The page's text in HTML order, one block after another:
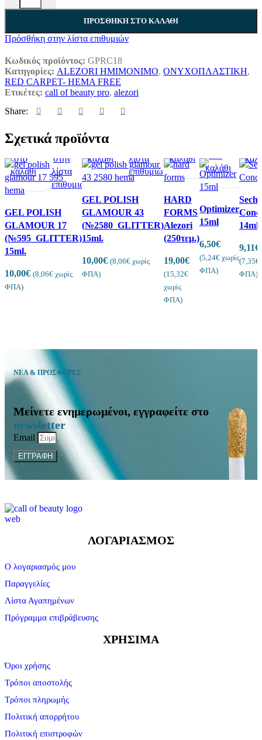
ΠΡΟΣΘΉΚΗ ΣΤΟ ΚΑΛΆΘΙ
Πρόσθήκη στην λίστα επιθυμιών
Κωδικός προϊόντος: GPRC18
Κατηγορίες: ALEZORI ΗΜΙΜΟΝΙΜΟ, ΟΝΥΧΟΠΛΑΣΤΙΚΗ,
RED CARPET- HEMA FREE
Ετικέτες: call of beauty pro, alezori
Share:
Σχετικά προϊόντα
Προσθήκη
στο
καλάθι
Προεπισκόπηση
Πρόσθήκη
στην
λίστα
επιθυμιών
GEL POLISH
GLAMOUR 17
(№595_GLITTER)
15ml.
10,00€ (8,06€ χωρίς
ΦΠΑ)
στο
καλάθι
λίστα
επιθυμιών
GEL POLISH
GLAMOUR 43
(№2580_GLITTER)
15ml.
10,00€ (8,06€ χωρίς
ΦΠΑ)
καλάθι
λίστα
επιθυμιών
HARD
FORMS
Alezori
(250τεμ.)
19,00€
(15,32€
χωρίς
ΦΠΑ)
καλάθι
Optimizer
15ml
6,50€
(5,24€ χωρίς
ΦΠΑ)
Seche
14ml
9,11€
(7,35€
ΦΠΑ)
ΝΕΑ & ΠΡΟΣΦΟΡΕΣ
Μείνετε ενημερωμένοι, εγγραφείτε στο
newsletter
Email
ΕΓΓΡΑΦΗ
ΛΟΓΑΡΙΑΣΜΟΣ
Ο λογαριασμός μου
Παραγγελίες
Λίστα Αγαπημένων
Πρόγραμμα επιβράβευσης
ΧΡΗΣΙΜΑ
Όροι χρήσης
Τρόποι αποστολής
Τρόποι πληρωμής
Πολιτική απορρήτου
Πολιτική επιστροφών